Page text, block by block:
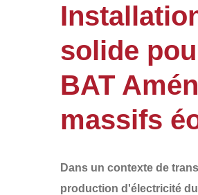
solide
BAT
massifs
Dans un contexte de
production d'électricité